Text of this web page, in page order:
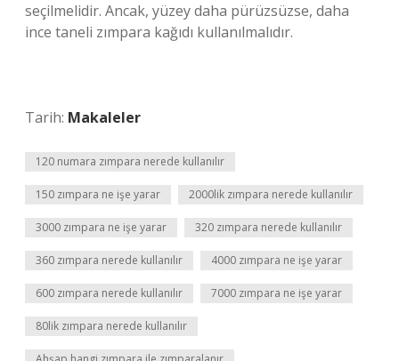
seçilmelidir. Ancak, yüzey daha pürüzsüzse, daha
ince taneli zımpara kağıdı kullanılmalıdır.
Tarih: Makaleler
120 numara zımpara nerede kullanılır
150 zımpara ne işe yarar 2000lik zımpara nerede kullanılır
3000 zımpara ne işe yarar 320 zımpara nerede kullanılır
360 zımpara nerede kullanılır 4000 zımpara ne işe yarar
600 zımpara nerede kullanılır 7000 zımpara ne işe yarar
80lik zımpara nerede kullanılır